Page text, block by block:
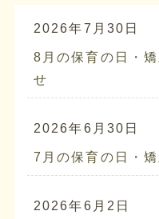
2026年7月30日
8月の保育の日・
せ
2026年6月30日
7月の保育の日・
2026年6月2日